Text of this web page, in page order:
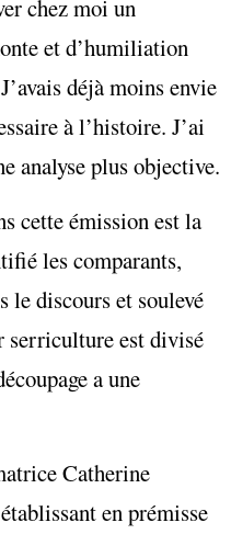
chez moi un
et d’humiliation
déjà moins envie
à l’histoire. J’ai
analyse plus objective.
cette émission est la
les comparants,
le discours et soulevé
serriculture est divisé
a une
Catherine
en prémisse